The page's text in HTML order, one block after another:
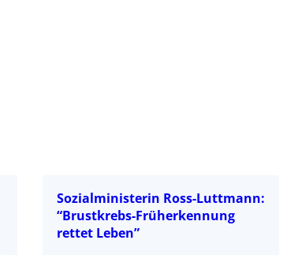
Sozialministerin Ross-Luttmann:
“Brustkrebs-Früherkennung
rettet Leben”